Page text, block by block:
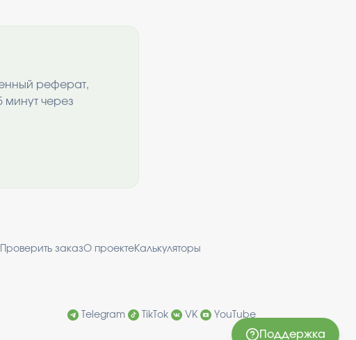
реферат,
минут через
Проверить заказО проектеКалькуляторы
Telegram TikTok VK YouTube
Поддержка